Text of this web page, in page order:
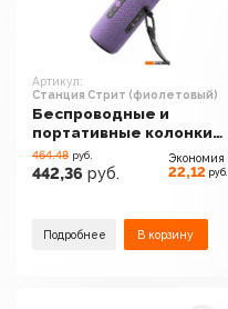
Артикул:
Станция Стрит (фиолетовый)
Беспроводные и
портативные колонки
Яндекс Станция Стрит
(фиолетовый)
464.48 руб.
442,36 руб.
Экономия
22,12 руб.
Подробнее В корзину